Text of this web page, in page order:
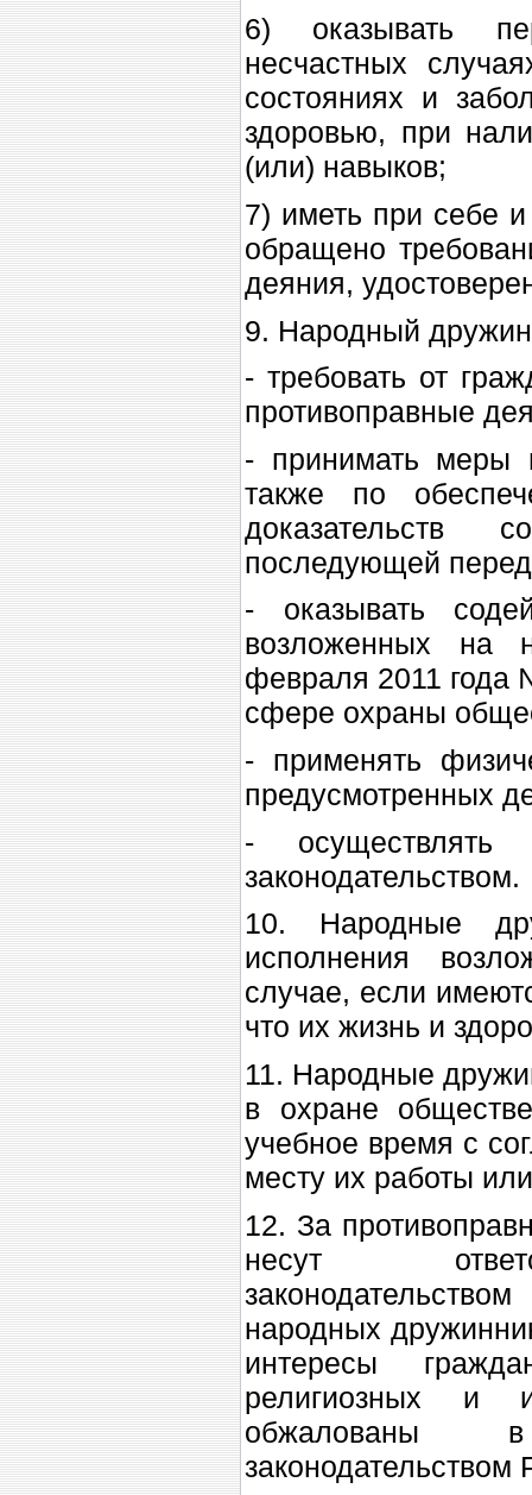
6) оказывать
несчастных
состояниях и
здоровью, при
(или) навыков;
7) иметь при себе
обращено
деяния,
9. Народный
- требовать от
противоправные
- принимать меры
также по
доказательств
последующей
- оказывать
возложенных на
февраля 2011 года
сфере охраны
- применять
предусмотренных
- осуществлять
законодательством.
10. Народные
исполнения
случае, если
что их жизнь и
11. Народные
в охране
учебное время с
месту их работы
12. За
несут
народных
интересы
религиозных и
обжалованы